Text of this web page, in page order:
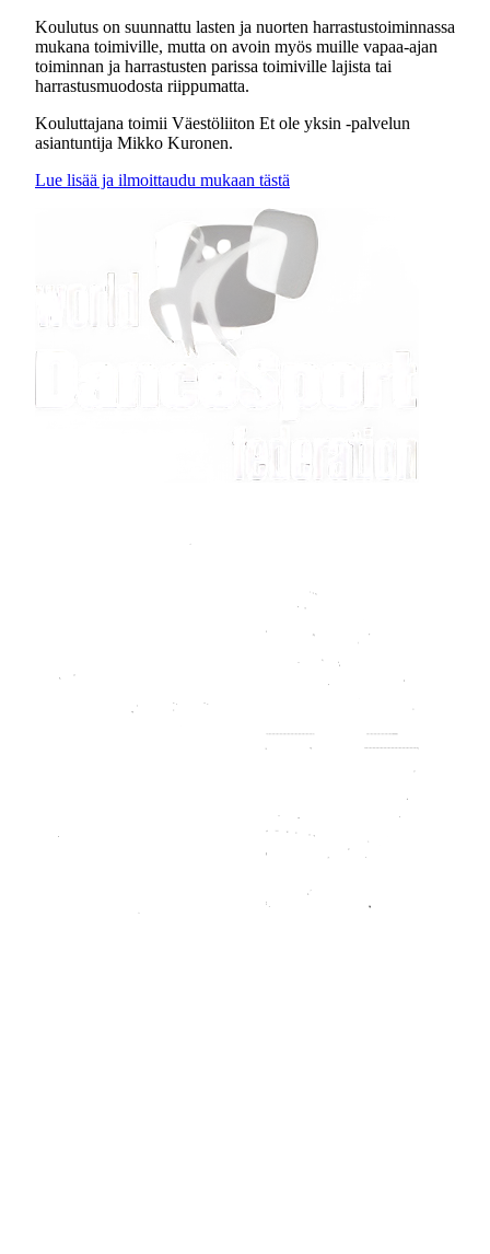
Koulutus on suunnattu lasten ja nuorten harrastustoiminnassa
mukana toimiville, mutta on avoin myös muille vapaa-ajan
toiminnan ja harrastusten parissa toimiville lajista tai
harrastusmuodosta riippumatta.
Kouluttajana toimii Väestöliiton Et ole yksin -palvelun
asiantuntija Mikko Kuronen.
Lue lisää ja ilmoittaudu mukaan tästä